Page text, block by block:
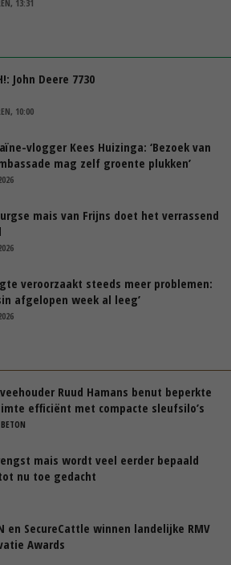
13:31
John Deere 7730
10:00
vlogger Kees Huizinga: ‘Bezoek van
mag zelf groente plukken’
mais van Frijns doet het verrassend
veroorzaakt steeds meer problemen:
afgelopen week al leeg’
Ruud Hamans benut beperkte
efficiënt met compacte sleufsilo’s
mais wordt veel eerder bepaald
nu toe gedacht
en SecureCattle winnen landelijke RMV
Awards